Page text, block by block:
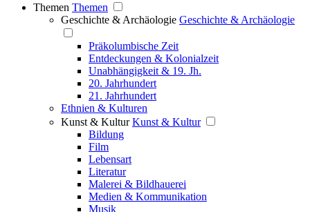
Themen Themen
Geschichte & Archäologie Geschichte & Archäologie
Präkolumbische Zeit
Entdeckungen & Kolonialzeit
Unabhängigkeit & 19. Jh.
20. Jahrhundert
21. Jahrhundert
Ethnien & Kulturen
Kunst & Kultur Kunst & Kultur
Bildung
Film
Lebensart
Literatur
Malerei & Bildhauerei
Medien & Kommunikation
Musik